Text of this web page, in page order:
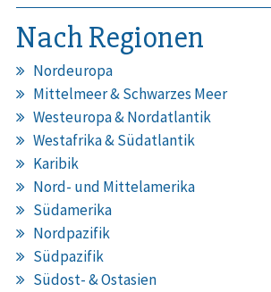
Nach Regionen
Nordeuropa
Mittelmeer & Schwarzes Meer
Westeuropa & Nordatlantik
Westafrika & Südatlantik
Karibik
Nord- und Mittelamerika
Südamerika
Nordpazifik
Südpazifik
Südost- & Ostasien